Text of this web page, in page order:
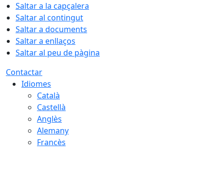
Saltar a la capçalera
Saltar al contingut
Saltar a documents
Saltar a enllaços
Saltar al peu de pàgina
Contactar
Idiomes
Català
Castellà
Anglès
Alemany
Francès